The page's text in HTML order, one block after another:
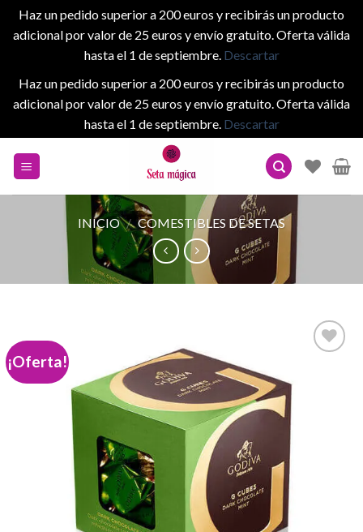
Haz un pedido superior a 200 euros y recibirás un producto
adicional por valor de 25 euros y envío gratuito. Oferta válida
hasta el 1 de septiembre. Descartar
Haz un pedido superior a 200 euros y recibirás un producto
adicional por valor de 25 euros y envío gratuito. Oferta válida
hasta el 1 de septiembre. Descartar
INICIO / COMESTIBLES DE SETAS
¡Oferta!